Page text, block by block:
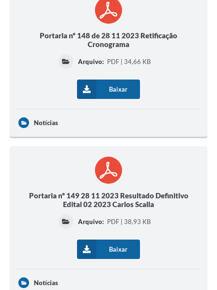
Portaria nº 148 de 28 11 2023 Retificação
Cronograma
Arquivo: PDF | 34,66 KB
Baixar
Notícias
Portaria nº 149 28 11 2023 Resultado Definitivo
Edital 02 2023 Carlos Scalla
Arquivo: PDF | 38,93 KB
Baixar
Notícias